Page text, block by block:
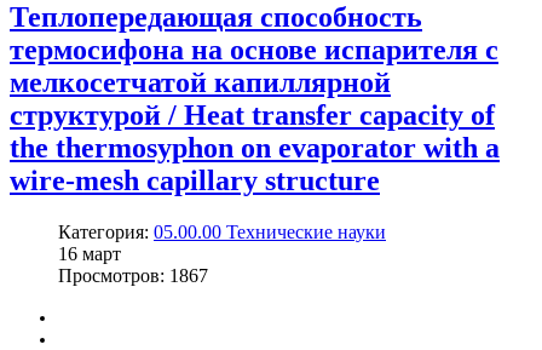
Теплопередающая способность
термосифона на основе испарителя с
мелкосетчатой капиллярной
структурой / Heat transfer capacity of
the thermosyphon on evaporator with a
wire-mesh capillary structure
Категория: 05.00.00 Технические науки
16 март
Просмотров: 1867